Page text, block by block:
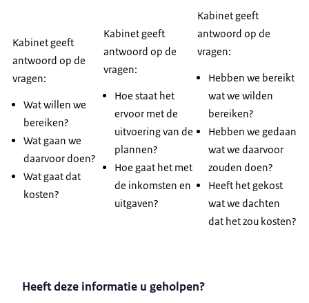
Kabinet geeft
antwoord op de
vragen:
Wat willen we
bereiken?
Wat gaan we
daarvoor doen?
Wat gaat dat
kosten?
Kabinet geeft
antwoord op de
vragen:
Hoe staat het
ervoor met de
uitvoering van de
plannen?
Hoe gaat het met
de inkomsten en
uitgaven?
Kabinet geeft
antwoord op de
vragen:
Hebben we bereikt
wat we wilden
bereiken?
Hebben we gedaan
wat we daarvoor
zouden doen?
Heeft het gekost
wat we dachten
dat het zou kosten?
Heeft deze informatie u geholpen?